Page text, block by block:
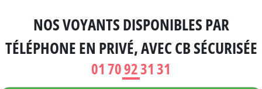
NOS VOYANTS DISPONIBLES PAR
TÉLÉPHONE EN PRIVÉ, AVEC CB SÉCURISÉE
01 70 92 31 31